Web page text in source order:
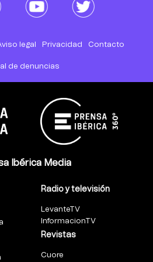
legal Privacidad Contacto
de denuncias
Ibérica Media
Radio y televisión
LevanteTV
InformacionTV
Revistas
Cuore